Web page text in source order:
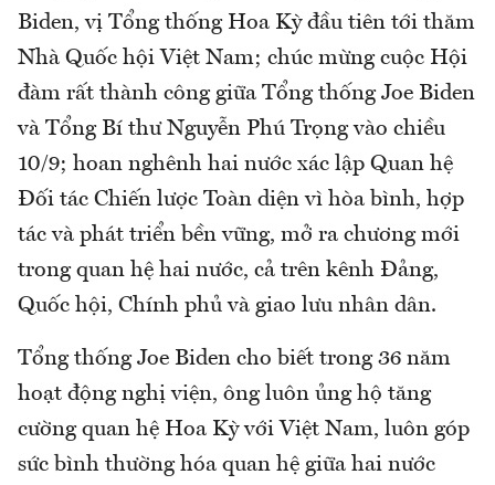
Biden, vị Tổng thống Hoa Kỳ đầu tiên tới thăm
Nhà Quốc hội Việt Nam; chúc mừng cuộc Hội
đàm rất thành công giữa Tổng thống Joe Biden
và Tổng Bí thư Nguyễn Phú Trọng vào chiều
10/9; hoan nghênh hai nước xác lập Quan hệ
Đối tác Chiến lược Toàn diện vì hòa bình, hợp
tác và phát triển bền vững, mở ra chương mới
trong quan hệ hai nước, cả trên kênh Đảng,
Quốc hội, Chính phủ và giao lưu nhân dân.
Tổng thống Joe Biden cho biết trong 36 năm
hoạt động nghị viện, ông luôn ủng hộ tăng
cường quan hệ Hoa Kỳ với Việt Nam, luôn góp
sức bình thường hóa quan hệ giữa hai nước